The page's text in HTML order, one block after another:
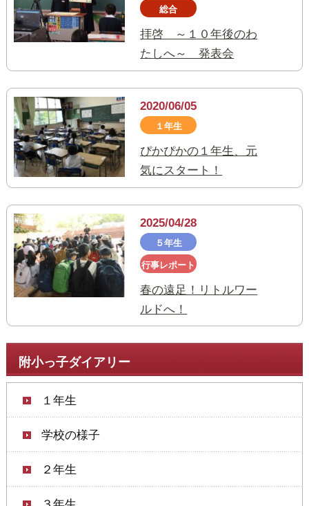
附小っ子ダイアリー
１年生
学校の様子
２年生
総合
拝啓 ～１０年後のわ
たしへ～ 発表会
2020/06/05
１年生
ぴかぴかの１年生、元
気にスタート！
2025/04/28
５年生
行事レポート
春の遠足！リトルワー
ルドへ！